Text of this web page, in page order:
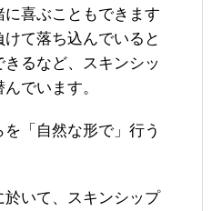
喜ぶこともできます
て落ち込んでいると
るなど、スキンシッ
でいます。
「自然な形で」行う
いて、スキンシップ